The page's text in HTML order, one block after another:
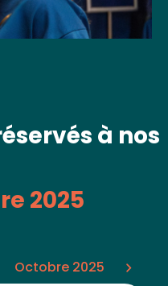
à nos
2025
Octobre 2025